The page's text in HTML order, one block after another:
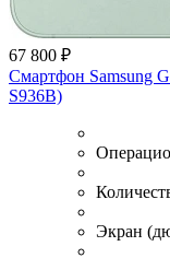
67 800 ₽
Смартфон Samsung
S936B)
Экран